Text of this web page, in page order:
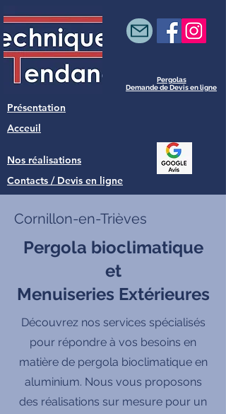
Demande de Devis en ligne
Pergolas
Présentation
Nos réalisations
Contacts / Devis en ligne
Acceuil
Cornillon-en-Trièves
Pergola bioclimatique
et
Menuiseries Extérieures
Découvrez nos services spécialisés
pour répondre à vos besoins en
matière de pergola bioclimatique en
aluminium. Nous vous proposons
des réalisations sur mesure pour un